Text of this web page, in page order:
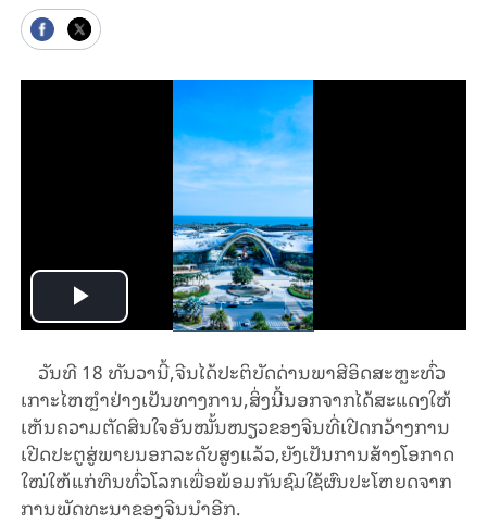
Play
Video
ວັນທີ 18 ທັນວານີ້,ຈີນໄດ້ປະຕິບັດດ່ານພາສີອິດສະຫຼະທົ່ວ
ເກາະໄຫຫຼຳຢ່າງເປັນທາງການ,ສິ່ງນີ້ນອກຈາກໄດ້ສະແດງໃຫ້
ເຫັນຄວາມຕັດສິນໃຈອັນໝັ້ນໜຽວຂອງຈີນທີ່ເປີດກວ້າງການ
ເປີດປະຕູສູ່ພາຍນອກລະດັບສູງແລ້ວ,ຍັງເປັນການສ້າງໂອກາດ
ໃໝ່ໃຫ້ແກ່ທຶນທົ່ວໂລກເພື່ອພ້ອມກັນຊົມໃຊ້ຜົນປະໂຫຍດຈາກ
ການພັດທະນາຂອງຈີນນຳອີກ.